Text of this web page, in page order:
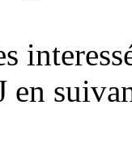
en